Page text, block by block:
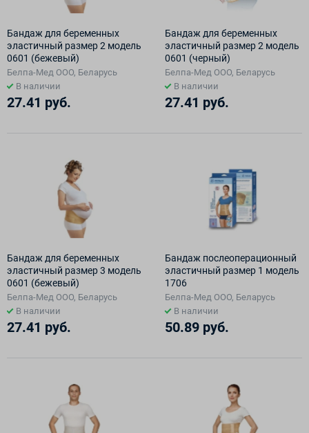
Бандаж для беременных
эластичный размер 2 модель
0601 (бежевый)
Белпа-Мед ООО, Беларусь
В наличии
27.41 руб.
Бандаж для беременных
эластичный размер 2 модель
0601 (черный)
Белпа-Мед ООО, Беларусь
В наличии
27.41 руб.
Бандаж для беременных
эластичный размер 3 модель
0601 (бежевый)
Белпа-Мед ООО, Беларусь
В наличии
27.41 руб.
Бандаж послеоперационный
эластичный размер 1 модель
1706
Белпа-Мед ООО, Беларусь
В наличии
50.89 руб.